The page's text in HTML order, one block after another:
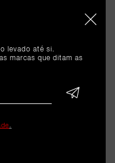
levado até si.
marcas que ditam as
.